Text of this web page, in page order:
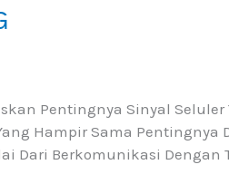
Pentingnya Sinyal Seluler
Hampir Sama Pentingnya
Dari Berkomunikasi Dengan